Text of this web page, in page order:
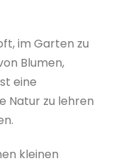
im Garten zu
Blumen,
eine
Natur zu lehren
kleinen